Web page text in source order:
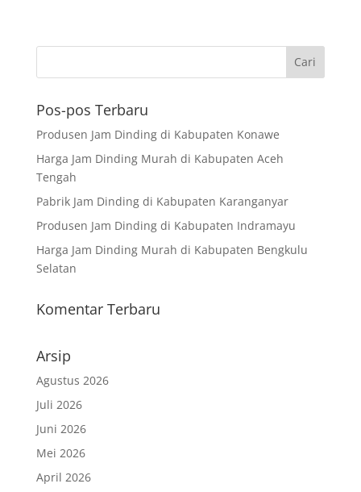
Pos-pos Terbaru
Produsen Jam Dinding di Kabupaten Konawe
Harga Jam Dinding Murah di Kabupaten Aceh
Tengah
Pabrik Jam Dinding di Kabupaten Karanganyar
Produsen Jam Dinding di Kabupaten Indramayu
Harga Jam Dinding Murah di Kabupaten Bengkulu
Selatan
Komentar Terbaru
Arsip
Agustus 2026
Juli 2026
Juni 2026
Mei 2026
April 2026